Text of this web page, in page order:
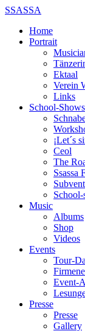
SSASSA
Home
Portrait
Ektaal
Verein
Links
School-Shows
¡Let´s
Ceol
The
Ssassa
Music
Albums
Shop
Videos
Events
Tour-
Event-
Presse
Presse
Gallery